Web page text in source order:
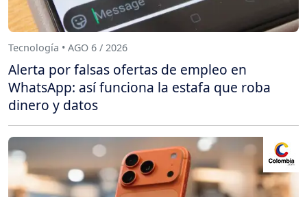
Tecnología • AGO 6 / 2026
Alerta por falsas ofertas de empleo en
WhatsApp: así funciona la estafa que roba
dinero y datos